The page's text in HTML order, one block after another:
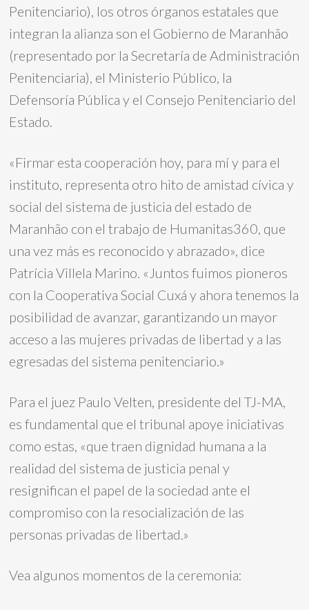
Penitenciario), los otros órganos estatales que
integran la alianza son el Gobierno de Maranhão
(representado por la Secretaría de Administración
Penitenciaria), el Ministerio Público, la
Defensoría Pública y el Consejo Penitenciario del
Estado.
«Firmar esta cooperación hoy, para mí y para el
instituto, representa otro hito de amistad cívica y
social del sistema de justicia del estado de
Maranhão con el trabajo de Humanitas360, que
una vez más es reconocido y abrazado», dice
Patrícia Villela Marino. «Juntos fuimos pioneros
con la Cooperativa Social Cuxá y ahora tenemos la
posibilidad de avanzar, garantizando un mayor
acceso a las mujeres privadas de libertad y a las
egresadas del sistema penitenciario.»
Para el juez Paulo Velten, presidente del TJ-MA,
es fundamental que el tribunal apoye iniciativas
como estas, «que traen dignidad humana a la
realidad del sistema de justicia penal y
resignifican el papel de la sociedad ante el
compromiso con la resocialización de las
personas privadas de libertad.»
Vea algunos momentos de la ceremonia: